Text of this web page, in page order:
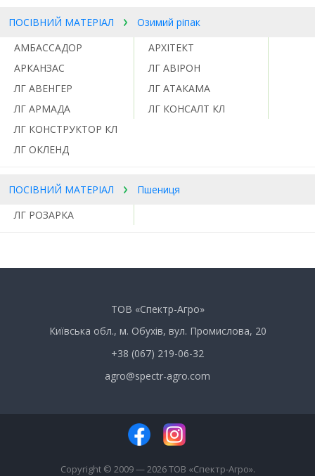
ПОСІВНИЙ МАТЕРІАЛ
Озимий ріпак
АМБАССАДОР
АРКАНЗАС
АРХІТЕКТ
ЛГ АВІРОН
ЛГ АВЕНГЕР
ЛГ АРМАДА
ЛГ АТАКАМА
ЛГ КОНСАЛТ КЛ
ЛГ КОНСТРУКТОР КЛ
ЛГ ОКЛЕНД
ПОСІВНИЙ МАТЕРІАЛ
Пшениця
ЛГ РОЗАРКА
ТОВ «Спектр-Агро»
Київська обл., м. Обухів, вул. Промислова, 20
+38 (067) 219-06-32
agro@spectr-agro.com
Copyright © 2009 — 2026 ТОВ «Спектр-Агро».